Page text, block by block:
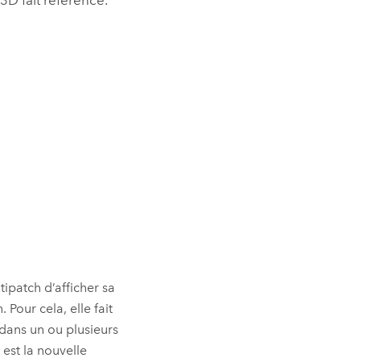
d’afficher sa
Pour cela, elle fait
un ou plusieurs
est la nouvelle